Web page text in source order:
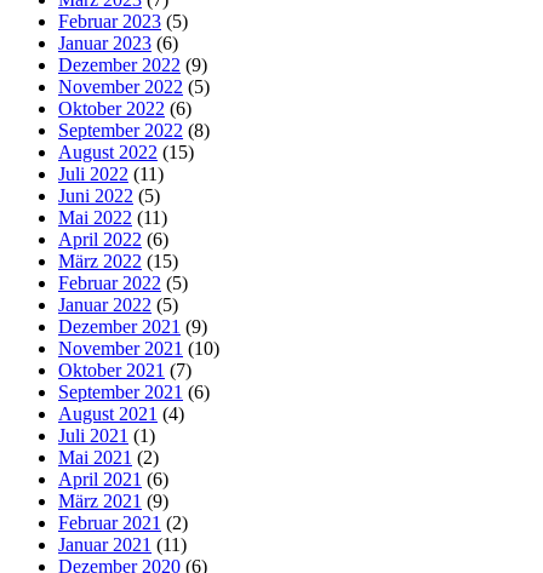
Februar 2023 (5)
Januar 2023 (6)
Dezember 2022 (9)
November 2022 (5)
Oktober 2022 (6)
September 2022 (8)
August 2022 (15)
Juli 2022 (11)
Juni 2022 (5)
Mai 2022 (11)
April 2022 (6)
März 2022 (15)
Februar 2022 (5)
Januar 2022 (5)
Dezember 2021 (9)
November 2021 (10)
Oktober 2021 (7)
September 2021 (6)
August 2021 (4)
Juli 2021 (1)
Mai 2021 (2)
April 2021 (6)
März 2021 (9)
Februar 2021 (2)
Januar 2021 (11)
Dezember 2020 (6)